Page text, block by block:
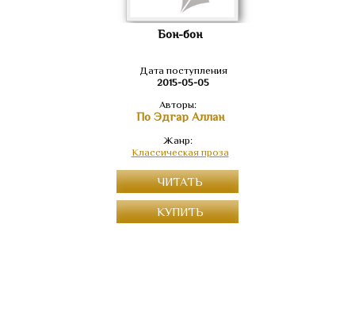
Бон-бон
Дата поступления
2015-05-05
Авторы:
По Эдгар Аллан
Жанр:
Классическая проза
ЧИТАТЬ
КУПИТЬ